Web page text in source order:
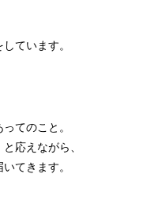
ています。
てのこと。
応えながら、
てきます。